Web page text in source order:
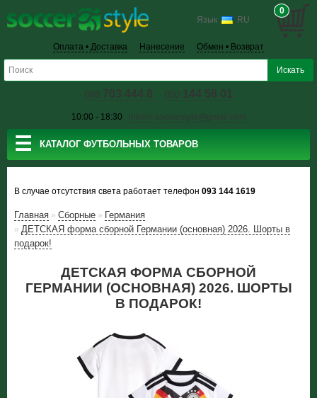
Язык RU
0
Оплата • Доставка Нанесение Обмен • Возврат
098 703 444 8 050 144 58 01
10:00 - 18:30 inform.soccerstyle@gmail.com
☰ КАТАЛОГ ФУТБОЛЬНЫХ ТОВАРОВ
В случае отсутствия света работает телефон 093 144 1619
Главная » Сборные » Германия
» ДЕТСКАЯ форма сборной Германии (основная) 2026. Шорты в
подарок!
ДЕТСКАЯ ФОРМА СБОРНОЙ
ГЕРМАНИИ (ОСНОВНАЯ) 2026. ШОРТЫ
В ПОДАРОК!